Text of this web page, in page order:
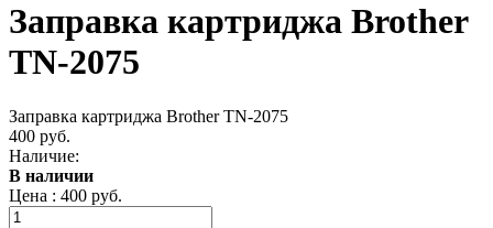
Заправка картриджа Brother
TN-2075
Заправка картриджа Brother TN-2075
400 руб.
Наличие:
В наличии
Цена : 400 руб.